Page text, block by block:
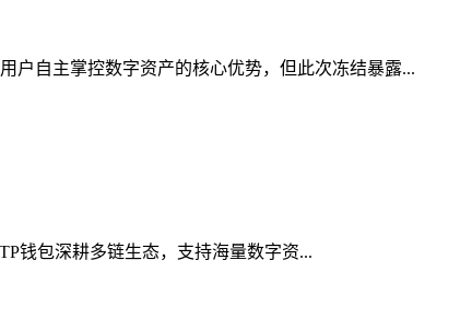
户自主掌控数字资产的核心优势，但此次冻结暴露...
钱包深耕多链生态，支持海量数字资...